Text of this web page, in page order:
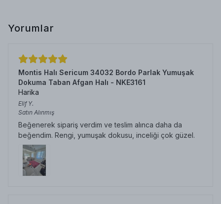
Yorumlar
Montis Halı Sericum 34032 Bordo Parlak Yumuşak
Dokuma Taban Afgan Halı - NKE3161
Harika
Elif Y.
Satın Alınmış
Beğenerek sipariş verdim ve teslim alınca daha da
beğendim. Rengi, yumuşak dokusu, inceliği çok güzel.